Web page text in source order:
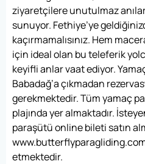
ziyaretçilere unutulmaz
sunuyor. Fethiye’ye
kaçırmamalısınız. Hem
için ideal olan bu teleferik
keyifli anlar vaat ediyor.
Babadağ’a çıkmadan
gerekmektedir. Tüm yamaç
plajında yer almaktadır.
paraşütü online bileti satın
etmektedir.